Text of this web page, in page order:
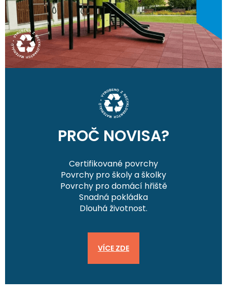
PROČ NOVISA?
Certifikované povrchy
Povrchy pro školy a školky
Povrchy pro domácí hřiště
Snadná pokládka
Dlouhá životnost.
VÍCE ZDE